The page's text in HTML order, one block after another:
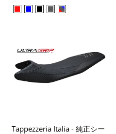
Tappezzeria Italia - 純正シー